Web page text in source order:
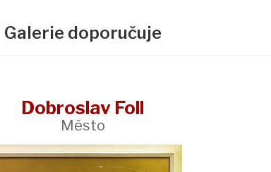
Galerie doporučuje
Dobroslav Foll
Město